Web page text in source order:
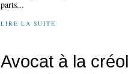
parts...
LIRE LA SUITE
Avocat à la